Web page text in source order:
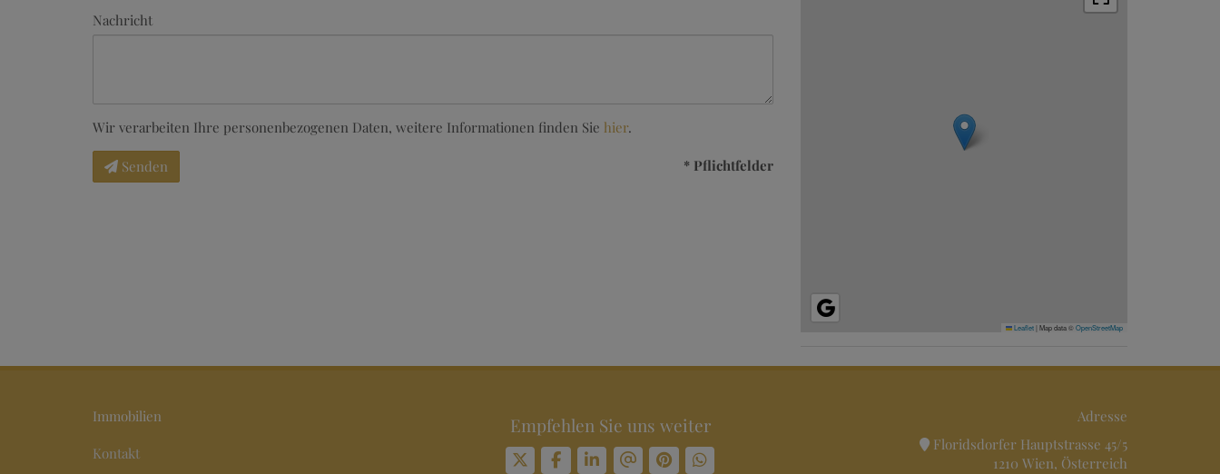
Nachricht
Wir verarbeiten Ihre personenbezogenen Daten, weitere Informationen finden Sie hier.
Senden * Pflichtfelder
Leaflet| Map data ©OpenStreetMap
Immobilien
Kontakt
Empfehlen Sie uns weiter
Adresse
Floridsdorfer Hauptstrasse 45/5
1210 Wien, Österreich